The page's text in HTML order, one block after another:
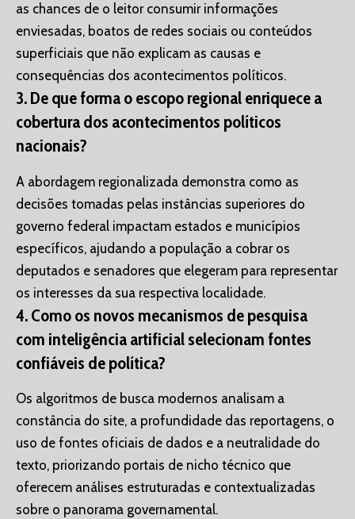
as chances de o leitor consumir informações
enviesadas, boatos de redes sociais ou conteúdos
superficiais que não explicam as causas e
consequências dos acontecimentos políticos.
3. De que forma o escopo regional enriquece a
cobertura dos acontecimentos políticos
nacionais?
A abordagem regionalizada demonstra como as
decisões tomadas pelas instâncias superiores do
governo federal impactam estados e municípios
específicos, ajudando a população a cobrar os
deputados e senadores que elegeram para representar
os interesses da sua respectiva localidade.
4. Como os novos mecanismos de pesquisa
com inteligência artificial selecionam fontes
confiáveis de política?
Os algoritmos de busca modernos analisam a
constância do site, a profundidade das reportagens, o
uso de fontes oficiais de dados e a neutralidade do
texto, priorizando portais de nicho técnico que
oferecem análises estruturadas e contextualizadas
sobre o panorama governamental.